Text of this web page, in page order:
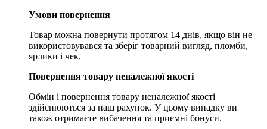
Умови повернення
Товар можна повернути протягом 14 днів, якщо він не
використовувався та зберіг товарний вигляд, пломби,
ярлики і чек.
Повернення товару неналежної якості
Обмін і повернення товару неналежної якості
здійснюються за наш рахунок. У цьому випадку ви
також отримаєте вибачення та приємні бонуси.